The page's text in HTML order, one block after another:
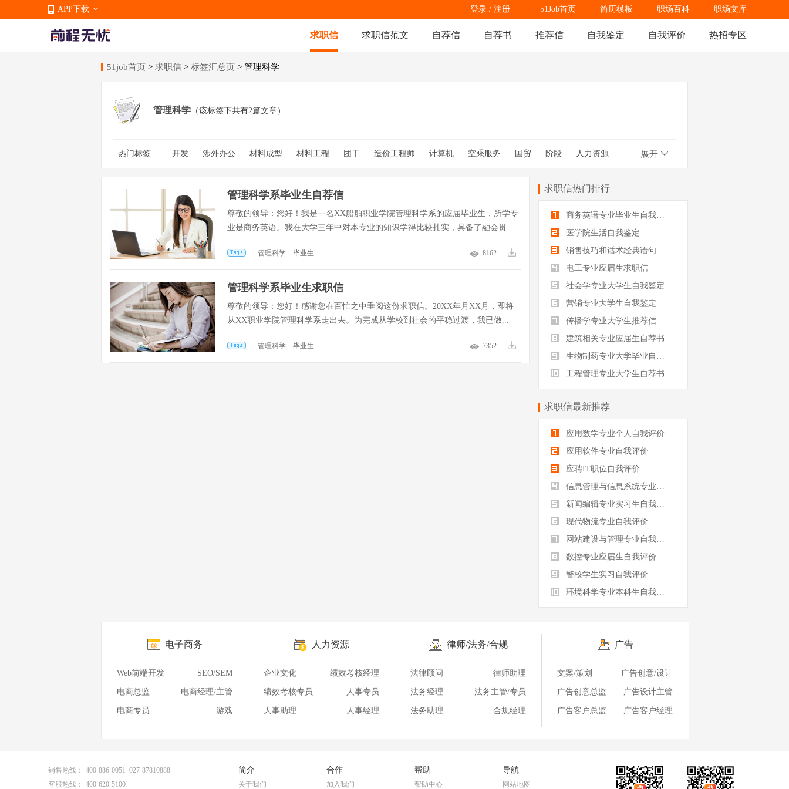
APP下载 51Job首页 简历模板 职场百科 职场文库
登录 / 注册
求职信 求职信范文 自荐信 自荐书 推荐信 自我鉴定 自我评价 热招专区
51job首页 > 求职信 > 标签汇总页 > 管理科学
管理科学 （该标签下共有2篇文章）
热门标签 开发 涉外办公 材料成型 材料工程 团干 造价工程师 计算机 空乘服务 国贸 阶段 人力资源
医科大 员工评选
展开
管理科学系毕业生自荐信
尊敬的领导：您好！我是一名XX船舶职业学院管理科学系的应届毕业生，所学专
业是商务英语。我在大学三年中对本专业的知识学得比较扎实，具备了融会贯...
管理科学 毕业生 8162
管理科学系毕业生求职信
尊敬的领导：您好！感谢您在百忙之中垂阅这份求职信。20XX年月XX月，即将
从XX职业学院管理科学系走出去。为完成从学校到社会的平稳过渡，我已做...
管理科学 毕业生 7352
求职信热门排行
商务英语专业毕业生自我鉴定
医学院生活自我鉴定
销售技巧和话术经典语句
电工专业应届生求职信
社会学专业大学生自我鉴定
营销专业大学生自我鉴定
传播学专业大学生推荐信
建筑相关专业应届生自荐书
生物制药专业大学毕业自我评价
工程管理专业大学生自荐书
求职信最新推荐
应用数学专业个人自我评价
应用软件专业自我评价
应聘IT职位自我评价
信息管理与信息系统专业自我评价
新闻编辑专业实习生自我评价
现代物流专业自我评价
网站建设与管理专业自我评价
数控专业应届生自我评价
警校学生实习自我评价
环境科学专业本科生自我评价
电子商务
Web前端开发 SEO/SEM
电商总监 电商经理/主管
电商专员 游戏
人力资源
企业文化 绩效考核经理
绩效考核专员 人事专员
人事助理 人事经理
律师/法务/合规
法律顾问 律师助理
法务经理 法务主管/专员
法务助理 合规经理
广告
文案/策划 广告创意/设计
广告创意总监 广告设计主管
广告客户总监 广告客户经理
销售热线：
400-886-0051 027-87810888
客服热线：
400-620-5100
简介
关于我们
合作
加入我们
帮助
帮助中心
导航
网站地图